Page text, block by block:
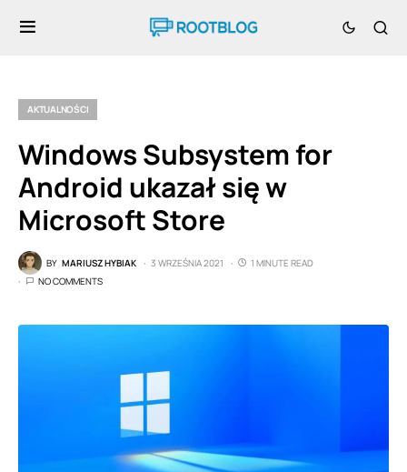
AKTUALNOŚCI
Windows Subsystem for
Android ukazał się w
Microsoft Store
BY MARIUSZ HYBIAK 3 WRZEŚNIA 2021
1 MINUTE READ
NO COMMENTS